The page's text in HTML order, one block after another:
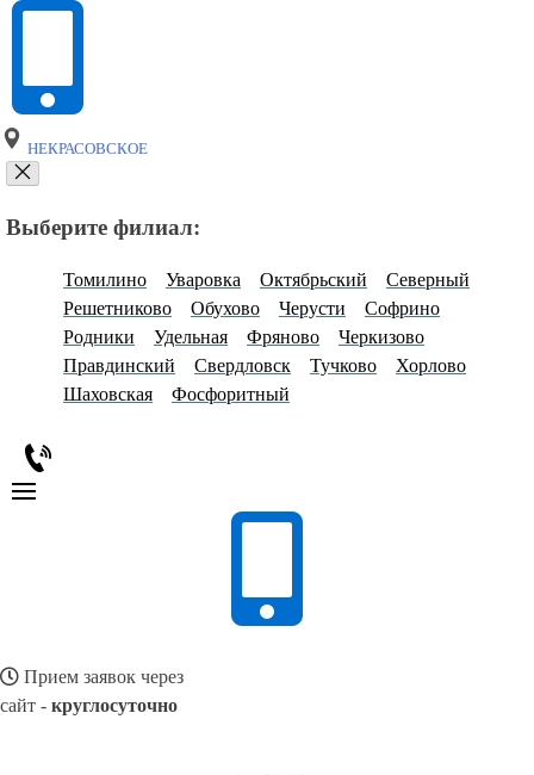
НЕКРАСОВСКОЕ
Выберите филиал:
Томилино Уваровка Октябрьский
Северный
Решетниково
Обухово Черусти
Софрино
Родники
Удельная Фряново
Черкизово
Правдинский
Свердловск Тучково
Хорлово
Шаховская
Фосфоритный
Прием заявок через
сайт - круглосуточно